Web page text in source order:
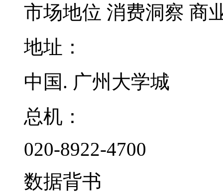
市场地位 消费洞察 商
地址：
中国. 广州大学城
总机：
020-8922-4700
数据背书